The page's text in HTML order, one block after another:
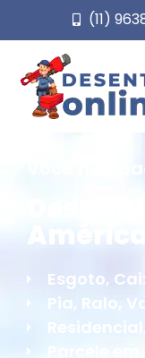
(11)
Você não
América
Esgoto,
Pia, Ralo,
Parcele